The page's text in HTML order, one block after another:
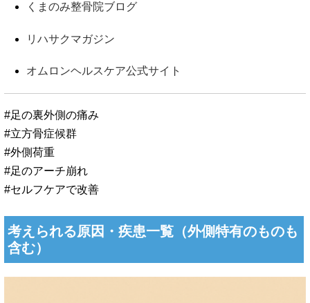
くまのみ整骨院ブログ
リハサクマガジン
オムロンヘルスケア公式サイト
#足の裏外側の痛み
#立方骨症候群
#外側荷重
#足のアーチ崩れ
#セルフケアで改善
考えられる原因・疾患一覧（外側特有のものも
含む）